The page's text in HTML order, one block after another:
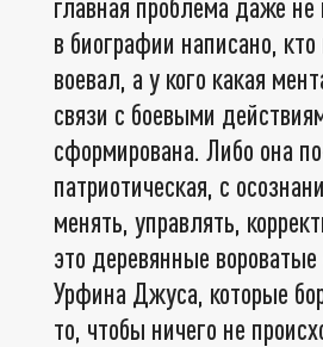
в биографии написано,
воевал, а у кого какая
связи с боевыми
сформирована. Либо она
патриотическая, с
менять, управлять,
это деревянные
Урфина Джуса, которые
то, чтобы ничего не